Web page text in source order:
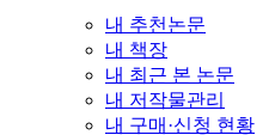
내 추천논문
내 책장
내 최근 본 논문
내 저작물관리
내 구매·신청 현황